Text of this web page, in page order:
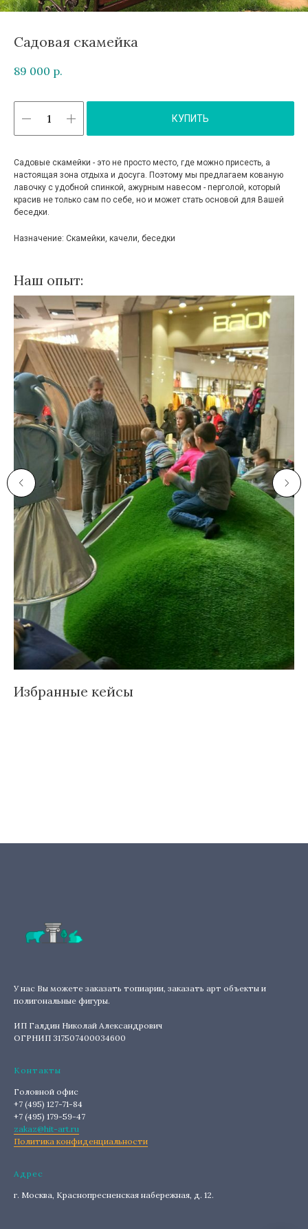
Садовая скамейка
89 000 р.
КУПИТЬ
Садовые скамейки - это не просто место, где можно присесть, а
настоящая зона отдыха и досуга. Поэтому мы предлагаем кованую
лавочку с удобной спинкой, ажурным навесом - перголой, который
красив не только сам по себе, но и может стать основой для Вашей
беседки.
Назначение: Скамейки, качели, беседки
Наш опыт:
Избранные кейсы
У нас Вы можете заказать топиарии, заказать арт объекты и
полигональные фигуры.
ИП Галдин Николай Александрович
ОГРНИП 317507400034600
Контакты
Головной офис
+7 (495) 127-71-84
+7 (495) 179-59-47
zakaz@hit-art.ru
Политика конфиденциальности
Адрес
г. Москва, Краснопресненская набережная, д. 12.